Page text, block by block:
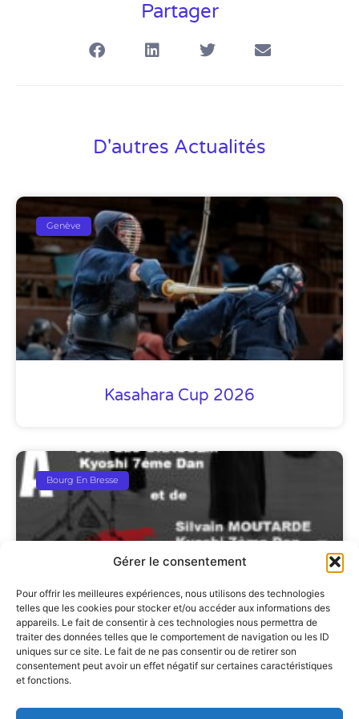
Gérer le consentement
Pour offrir les meilleures expériences, nous utilisons des technologies
telles que les cookies pour stocker et/ou accéder aux informations des
appareils. Le fait de consentir à ces technologies nous permettra de
traiter des données telles que le comportement de navigation ou les ID
uniques sur ce site. Le fait de ne pas consentir ou de retirer son
consentement peut avoir un effet négatif sur certaines caractéristiques
et fonctions.
Partager
D'autres Actualités
Genève
Kasahara Cup 2026
Bourg En Bresse
Stage Kata Geiko De Bourg En
Bresse Le 6 Septembre 2026